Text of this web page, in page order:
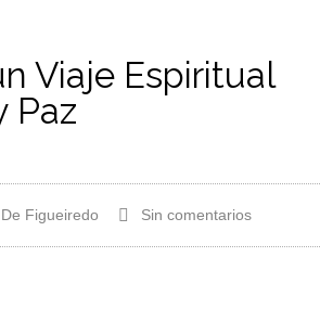
Viaje Espiritual
Paz
Figueiredo Sin comentarios